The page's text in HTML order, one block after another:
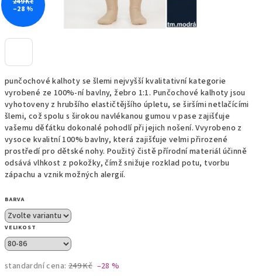
punčochové kalhoty se šlemi nejvyšší kvalitativní kategorie
vyrobené ze 100%-ní bavlny, žebro 1:1. Punčochové kalhoty jsou
vyhotoveny z hrubšího elastičtějšího úpletu, se širšími netlačícími
šlemi, což spolu s širokou navlékanou gumou v pase zajišťuje
vašemu děťátku dokonalé pohodlí při jejich nošení. Vvyrobeno z
vysoce kvalitní 100% bavlny, která zajišťuje velmi přirozené
prostředí pro dětské nohy. Použitý čistě přírodní materiál účinně
odsává vlhkost z pokožky, čímž snižuje rozklad potu, tvorbu
zápachu a vznik možných alergií.
BARVA
VELIKOST
standardní cena: 249 Kč –28 %
–28 %